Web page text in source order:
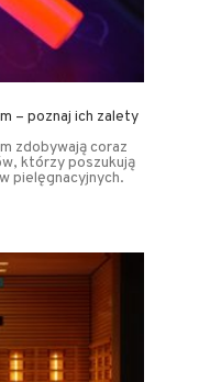
– poznaj ich zalety
zdobywają coraz
którzy poszukują
pielęgnacyjnych.